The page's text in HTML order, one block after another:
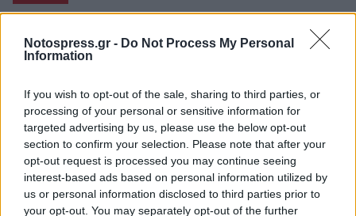
Notospress.gr - Do Not Process My Personal
Information
If you wish to opt-out of the sale, sharing to third parties, or
processing of your personal or sensitive information for
targeted advertising by us, please use the below opt-out
section to confirm your selection. Please note that after your
opt-out request is processed you may continue seeing
interest-based ads based on personal information utilized by
us or personal information disclosed to third parties prior to
your opt-out. You may separately opt-out of the further